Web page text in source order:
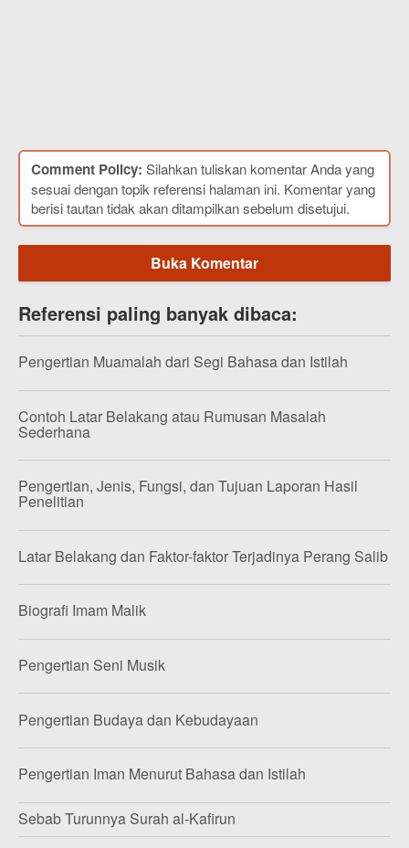
Comment Policy: Silahkan tuliskan komentar Anda yang
sesuai dengan topik referensi halaman ini. Komentar yang
berisi tautan tidak akan ditampilkan sebelum disetujui.
Buka Komentar
Referensi paling banyak dibaca:
Pengertian Muamalah dari Segi Bahasa dan Istilah
Contoh Latar Belakang atau Rumusan Masalah
Sederhana
Pengertian, Jenis, Fungsi, dan Tujuan Laporan Hasil
Penelitian
Latar Belakang dan Faktor-faktor Terjadinya Perang Salib
Biografi Imam Malik
Pengertian Seni Musik
Pengertian Budaya dan Kebudayaan
Pengertian Iman Menurut Bahasa dan Istilah
Sebab Turunnya Surah al-Kafirun